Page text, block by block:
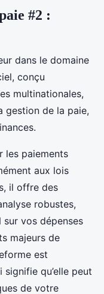
#2 :
dans le domaine
conçu
multinationales,
gestion de la paie,
les paiements
aux lois
il offre des
robustes,
vos dépenses
majeurs de
est
qu’elle peut
de votre